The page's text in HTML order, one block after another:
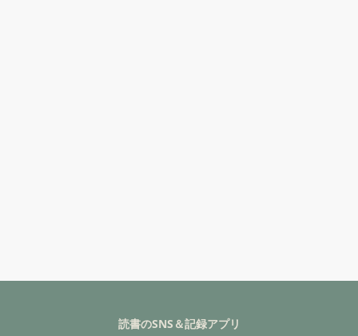
読書のSNS＆記録アプリ